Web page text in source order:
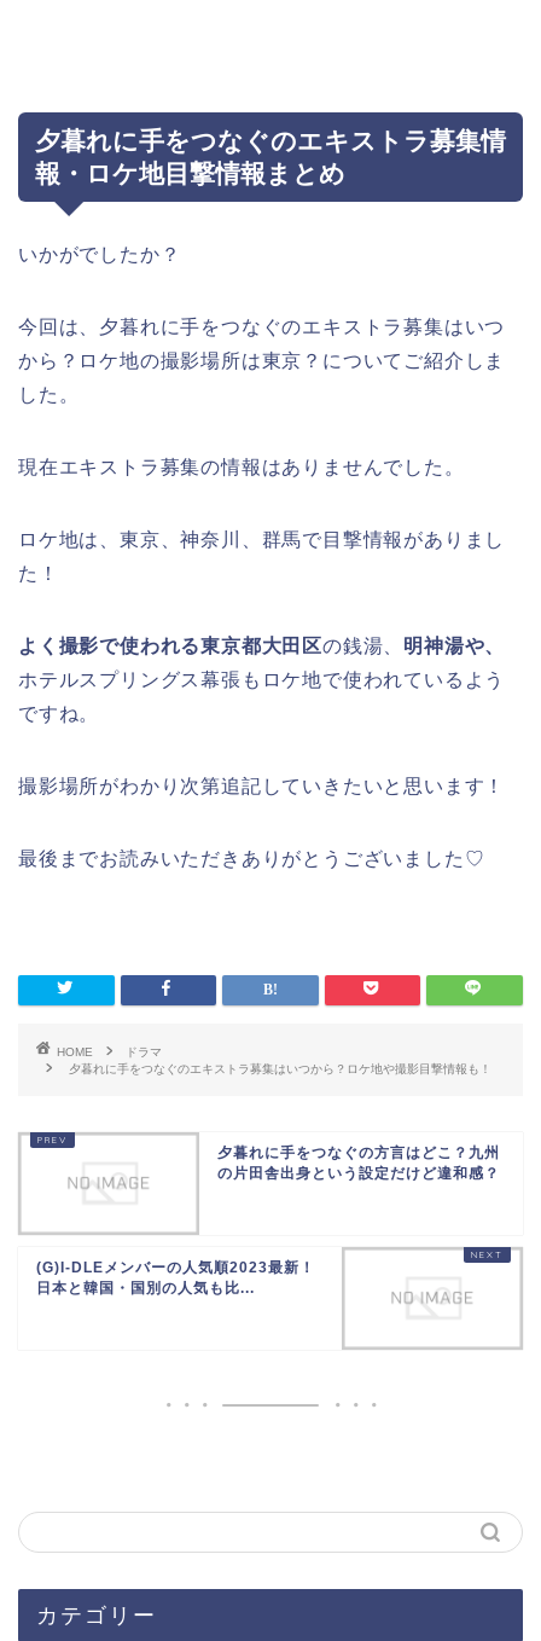
夕暮れに手をつなぐのエキストラ募集情
報・ロケ地目撃情報まとめ
いかがでしたか？
今回は、夕暮れに手をつなぐのエキストラ募集はいつ
から？ロケ地の撮影場所は東京？についてご紹介しま
した。
現在エキストラ募集の情報はありませんでした。
ロケ地は、東京、神奈川、群馬で目撃情報がありまし
た！
よく撮影で使われる東京都大田区の銭湯、 明神湯や、
ホテルスプリングス幕張もロケ地で使われているよう
ですね。
撮影場所がわかり次第追記していきたいと思います！
最後までお読みいただきありがとうございました♡
HOME
ドラマ
夕暮れに手をつなぐのエキストラ募集はいつから？ロケ地や撮影目撃情報も！
夕暮れに手をつなぐの方言はどこ？九州
の片田舎出身という設定だけど違和感？
(G)I-DLEメンバーの人気順2023最新！
日本と韓国・国別の人気も比...
カテゴリー